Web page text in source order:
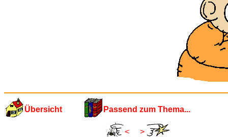
Übersicht Passend zum Thema...
< >